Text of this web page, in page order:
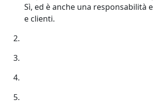
Sì, ed è anche una responsabilità
e clienti.